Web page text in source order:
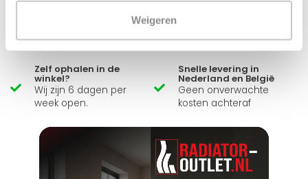
Weigeren
voorraad
Zelf ophalen in de
winkel?
Wij zijn 6 dagen per
week open.
Snelle levering in
Nederland en België
Geen onverwachte
kosten achteraf